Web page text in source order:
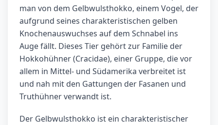
man von dem Gelbwulsthokko, einem Vogel, der
aufgrund seines charakteristischen gelben
Knochenauswuchses auf dem Schnabel ins
Auge fällt. Dieses Tier gehört zur Familie der
Hokkohühner (Cracidae), einer Gruppe, die vor
allem in Mittel- und Südamerika verbreitet ist
und nah mit den Gattungen der Fasanen und
Truthühner verwandt ist.
Der Gelbwulsthokko ist ein charakteristischer